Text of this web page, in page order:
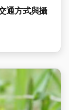
通方式與攝